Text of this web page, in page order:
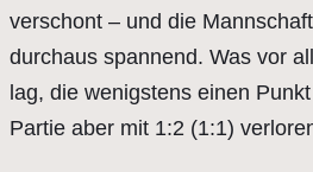
verschont – und die
durchaus spannend. Was vor
lag, die wenigstens einen
Partie aber mit 1:2 (1:1)